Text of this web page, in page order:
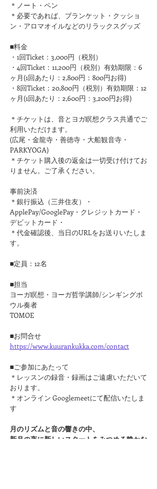
＊ノート・ペン
＊必要であれば、ブランケット・クッショ
ン・アロマオイルなどのリラックスグッズ
■料金
・1回Ticket：3,000円（税別）
・4回Ticket：11,200円（税別）有効期限：6
ヶ月(1回あたり：2,800円：800円お得)
・8回Ticket：20,800円（税別）有効期限：12
ヶ月(1回あたり：2,600円：3,200円お得)​
＊チケットは、音とヨガ瞑想クラス共通でご
利用いただけます。
(広尾・金龍寺・善徳寺・大船観音寺・
PARKYOGA)
＊チケット購入後の返金は一切受け付けてお
りません。ご了承ください。
事前決済
＊銀行振込（三井住友）・
ApplePay/GooglePay・クレジットカード・
デビットカード・
＊代金確認後、当日のURLをお送りいたしま
す。
■定員：12名
■担当
ヨーガ瞑想・ヨーガ哲学講師/シンギングボ
ウル奏者
TOMOE
■お問合せ
https://www.kuurankukka.com/contact
■ご参加にあたって
＊レッスンの録音・録画はご遠慮いただいて
おります。
＊オンライン Googlemeetにて配信いたしま
す
月のリズムと音の響きの中、
新月の夜に新しいスタートをみつめる静かな